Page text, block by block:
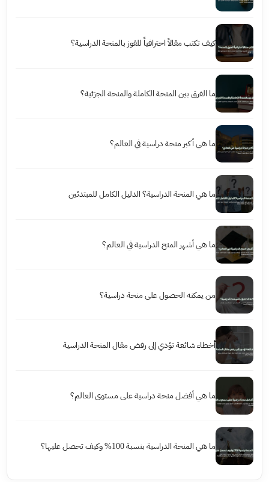
كيف تكتب مقالاً احترافياً للفوز بالمنحة الدراسية؟
ما الفرق بين المنحة الكاملة والمنحة الجزئية؟
ما هي أكبر منحة دراسية في العالم؟
ما هي المنحة الدراسية؟ الدليل الكامل للمبتدئين
ما هي أشهر المنح الدراسية في العالم؟
من يمكنه الحصول على منحة دراسية؟
أخطاء شائعة تؤدي إلى رفض مقال المنحة الدراسية
ما هي أفضل منحة دراسية على مستوى العالم؟
ما هي المنحة الدراسية بنسبة 100% وكيف تحصل عليها؟